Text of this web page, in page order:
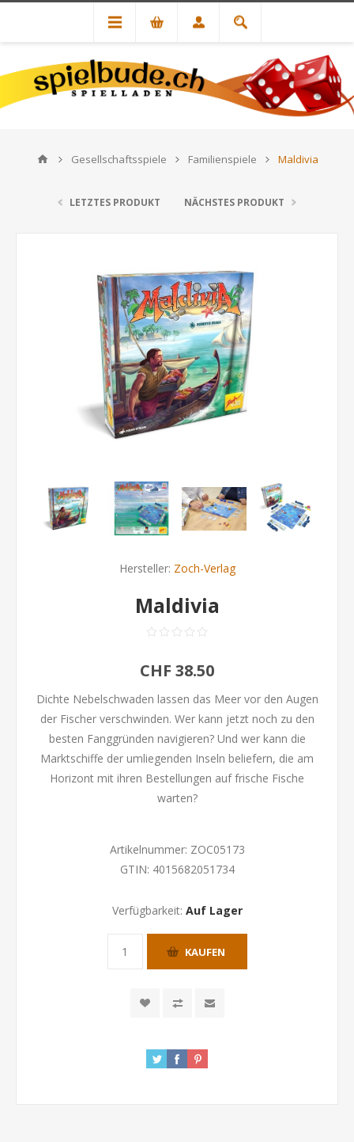
Gesellschaftsspiele Familienspiele Maldivia
LETZTES PRODUKT NÄCHSTES PRODUKT
Hersteller: Zoch-Verlag
Maldivia
CHF 38.50
Dichte Nebelschwaden lassen das Meer vor den Augen
der Fischer verschwinden. Wer kann jetzt noch zu den
besten Fanggründen navigieren? Und wer kann die
Marktschiffe der umliegenden Inseln beliefern, die am
Horizont mit ihren Bestellungen auf frische Fische
warten?
Artikelnummer: ZOC05173
GTIN: 4015682051734
Verfügbarkeit: Auf Lager
KAUFEN